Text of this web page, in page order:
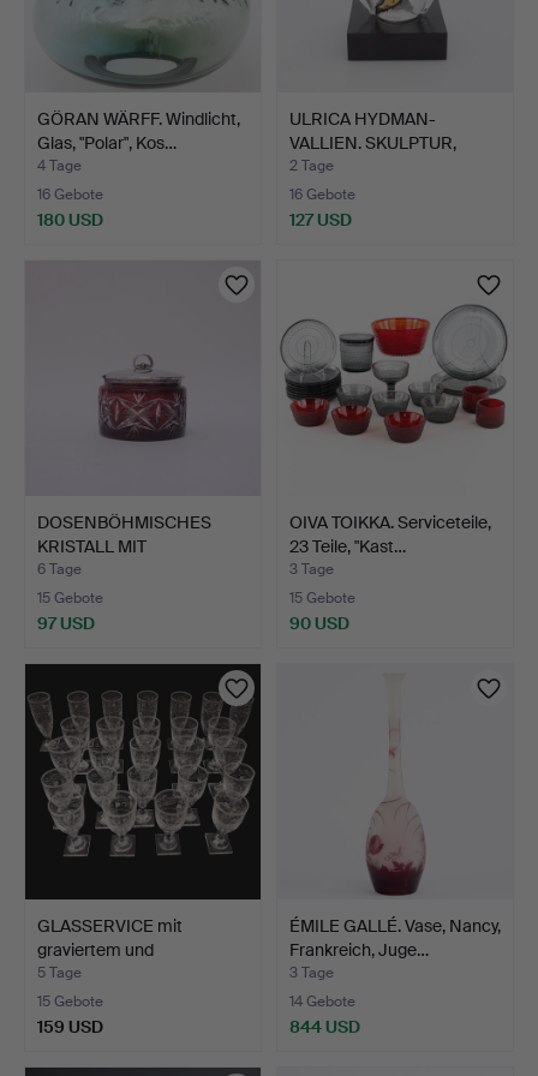
GÖRAN WÄRFF. Windlicht,
Glas, "Polar", Kos…
4 Tage
16 Gebote
180 USD
ULRICA HYDMAN-
VALLIEN. SKULPTUR,
"HUSGUD",…
2 Tage
16 Gebote
127 USD
DOSENBÖHMISCHES
KRISTALL MIT
SILBERDECKEL.
6 Tage
15 Gebote
97 USD
OIVA TOIKKA. Serviceteile,
23 Teile, "Kast…
3 Tage
15 Gebote
90 USD
GLASSERVICE mit
graviertem und
geschliffen…
5 Tage
15 Gebote
159 USD
ÉMILE GALLÉ. Vase, Nancy,
Frankreich, Juge…
3 Tage
14 Gebote
844 USD